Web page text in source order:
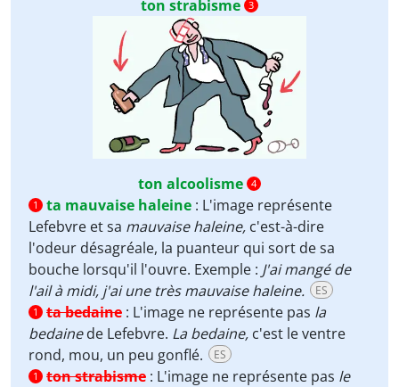
ton strabisme 3
ton alcoolisme 4
1
ta mauvaise haleine : L'image représente
Lefebvre et sa mauvaise haleine, c'est-à-dire
l'odeur désagréale, la puanteur qui sort de sa
bouche lorsqu'il l'ouvre. Exemple : J'ai mangé de
l'ail à midi, j'ai une très mauvaise haleine.
ES
1 ta bedaine : L'image ne représente pas la
bedainede Lefebvre. La bedaine, c'est le ventre
rond, mou, un peu gonflé.
ES
1 ton strabisme : L'image ne représente pas le